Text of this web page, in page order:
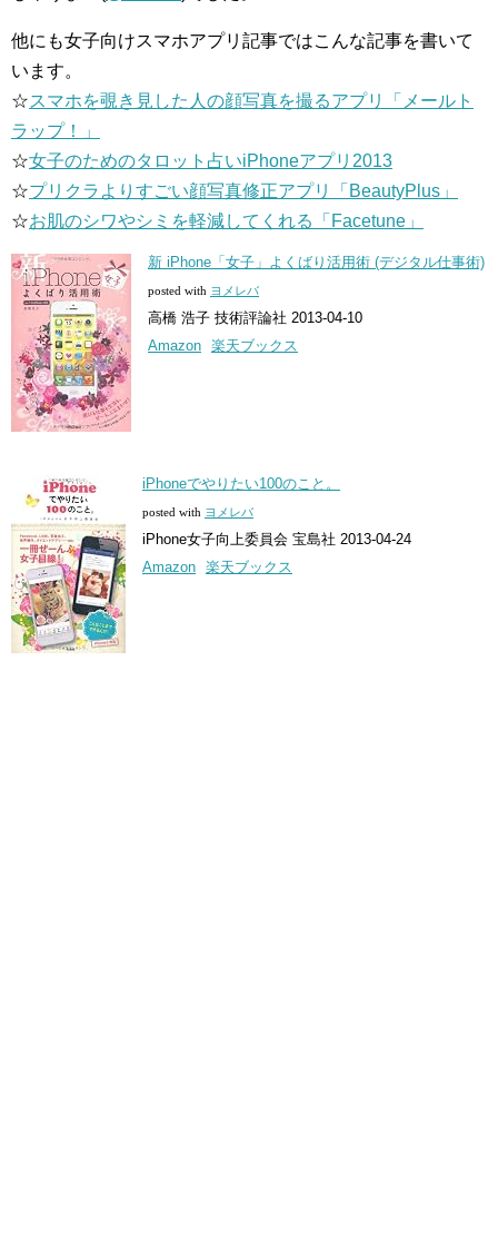
他にも女子向けスマホアプリ記事ではこんな記事を書いて
います。
☆スマホを覗き見した人の顔写真を撮るアプリ「メールト
ラップ！」
☆女子のためのタロット占いiPhoneアプリ2013
☆プリクラよりすごい顔写真修正アプリ「BeautyPlus」
☆お肌のシワやシミを軽減してくれる「Facetune」
新 iPhone「女子」よくばり活用術 (デジタル仕事術)
posted with ヨメレバ
高橋 浩子 技術評論社 2013-04-10
Amazon 楽天ブックス
iPhoneでやりたい100のこと。
posted with ヨメレバ
iPhone女子向上委員会 宝島社 2013-04-24
Amazon 楽天ブックス